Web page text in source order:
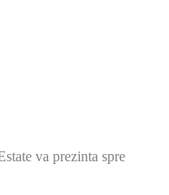
va prezinta spre